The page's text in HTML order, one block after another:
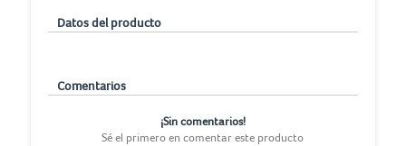
Datos del producto
Comentarios
¡Sin comentarios!
Sé el primero en comentar este producto